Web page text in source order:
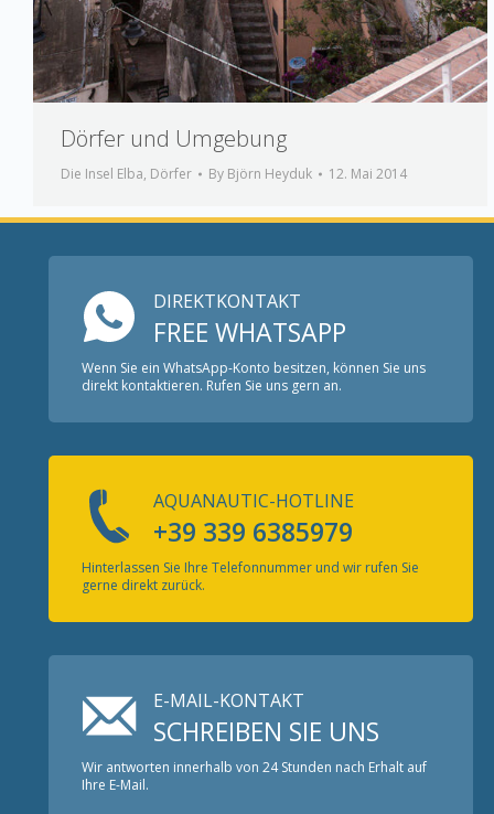
Dörfer und Umgebung
Die Insel Elba, Dörfer By Björn Heyduk 12. Mai 2014
DIREKTKONTAKT
FREE WHATSAPP
Wenn Sie ein WhatsApp-Konto besitzen, können Sie uns
direkt kontaktieren. Rufen Sie uns gern an.
AQUANAUTIC-HOTLINE
+39 339 6385979
Hinterlassen Sie Ihre Telefonnummer und wir rufen Sie
gerne direkt zurück.
E-MAIL-KONTAKT
SCHREIBEN SIE UNS
Wir antworten innerhalb von 24 Stunden nach Erhalt auf
Ihre E-Mail.